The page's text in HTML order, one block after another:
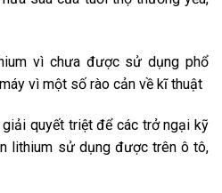
vì chưa được sử dụng phổ
vì một số rào cản về kĩ thuật
quyết triệt để các trở ngại kỹ
lithium sử dụng được trên ô tô,